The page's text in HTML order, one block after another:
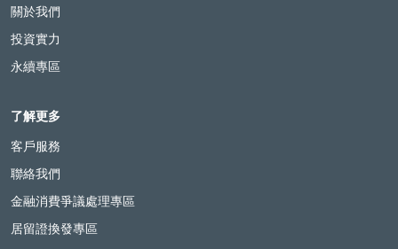
關於我們
投資實力
永續專區
了解更多
客戶服務
聯絡我們
金融消費爭議處理專區
居留證換發專區